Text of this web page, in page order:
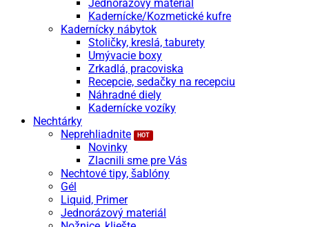
Jednorázový materiál
Kadernícke/Kozmetické kufre
Kadernícky nábytok
Stoličky, kreslá, taburety
Umývacie boxy
Zrkadlá, pracoviska
Recepcie, sedačky na recepciu
Náhradné diely
Kadernícke vozíky
Nechtárky
Neprehliadnite
Novinky
Zlacnili sme pre Vás
Nechtové tipy, šablóny
Gél
Liquid, Primer
Jednorázový materiál